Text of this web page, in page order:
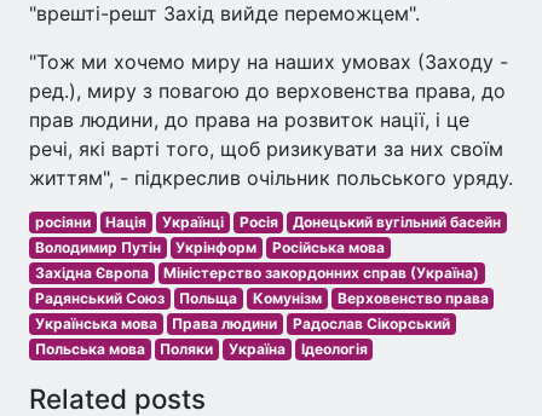
"врешті-решт Захід вийде переможцем".
"Тож ми хочемо миру на наших умовах (Заходу -
ред.), миру з повагою до верховенства права, до
прав людини, до права на розвиток нації, і це
речі, які варті того, щоб ризикувати за них своїм
життям", - підкреслив очільник польського уряду.
росіяни Нація Українці Росія
Донецький вугільний басейн
Володимир Путін
Укрінформ
Російська мова
Західна Європа
Міністерство закордонних справ (Україна)
Радянський Союз
Польща Комунізм
Верховенство права
Українська мова
Права людини
Радослав Сікорський
Польська мова
Поляки Україна Ідеологія
Related posts